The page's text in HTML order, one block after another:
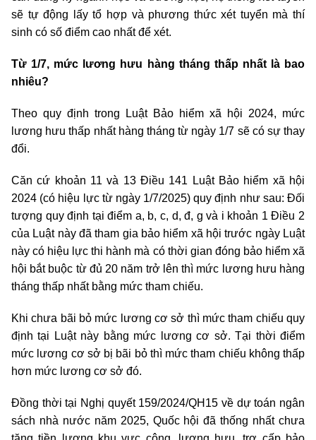
sẽ tự động lấy tổ hợp và phương thức xét tuyển mà thí
sinh có số điểm cao nhất để xét.
Từ 1/7, mức lương hưu hàng tháng thấp nhất là bao
nhiêu?
Theo quy định trong Luật Bảo hiểm xã hội 2024, mức
lương hưu thấp nhất hàng tháng từ ngày 1/7 sẽ có sự thay
đổi.
Căn cứ khoản 11 và 13 Điều 141 Luật Bảo hiểm xã hội
2024 (có hiệu lực từ ngày 1/7/2025) quy định như sau: Đối
tượng quy định tại điểm a, b, c, d, đ, g và i khoản 1 Điều 2
của Luật này đã tham gia bảo hiểm xã hội trước ngày Luật
này có hiệu lực thi hành mà có thời gian đóng bảo hiểm xã
hội bắt buộc từ đủ 20 năm trở lên thì mức lương hưu hàng
tháng thấp nhất bằng mức tham chiếu.
Khi chưa bãi bỏ mức lương cơ sở thì mức tham chiếu quy
định tại Luật này bằng mức lương cơ sở. Tại thời điểm
mức lương cơ sở bị bãi bỏ thì mức tham chiếu không thấp
hơn mức lương cơ sở đó.
Đồng thời tại Nghị quyết 159/2024/QH15 về dự toán ngân
sách nhà nước năm 2025, Quốc hội đã thống nhất chưa